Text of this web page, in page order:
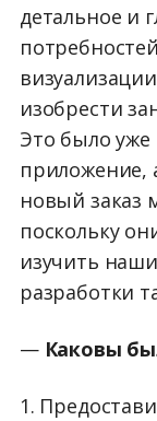
детальное и
изобрести
Это было уже
приложение,
новый заказ
поскольку
изучить
разработки
— Каковы
1.